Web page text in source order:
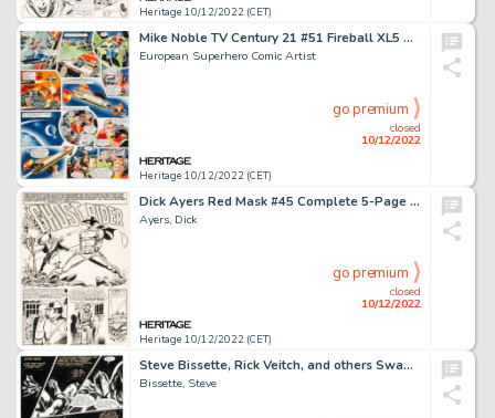
Heritage 10/12/2022 (CET)
Mike Noble TV Century 21 #51 Fireball XL5 Story Page 2 Original Art (Century 21 Publications, 1966)....
European Superhero Comic Artist
Heritage 10/12/2022 (CET)
closed
10/12/2022
go premium
Dick Ayers Red Mask #45 Complete 5-Page Story "Magico Versus the Ghost Rider" Original Art (Magazine Enterprises, ... (Total: 5 Original Art)
Ayers, Dick
Heritage 10/12/2022 (CET)
closed
10/12/2022
go premium
Steve Bissette, Rick Veitch, and others Swamp Thing #50 Story Page 21 Original Art (DC, 1986)....
Bissette, Steve